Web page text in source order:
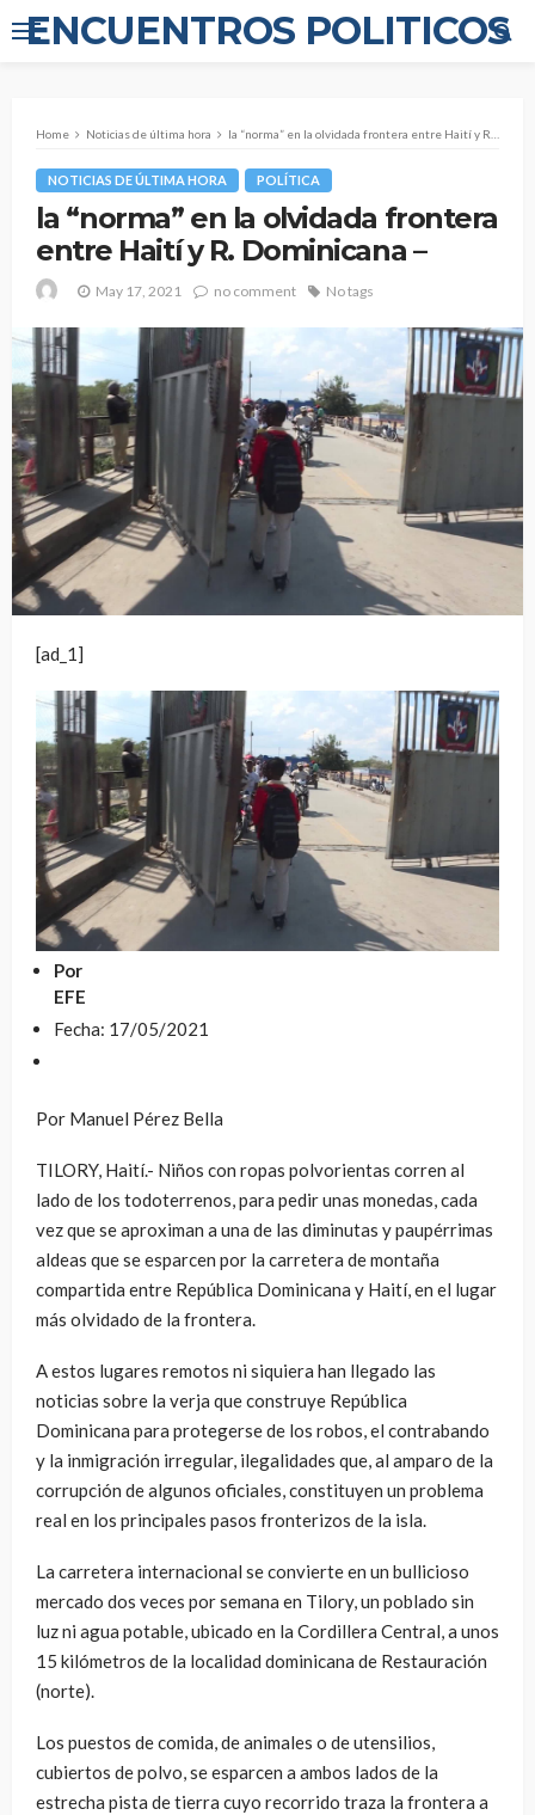
ENCUENTROS POLITICOS
Home Noticias de última hora la “norma” en la olvidada frontera entre Haití y R. Dominicana –
NOTICIAS DE ÚLTIMA HORA POLÍTICA
la “norma” en la olvidada frontera
entre Haití y R. Dominicana –
May 17, 2021 no comment No tags
[ad_1]
Por
EFE
Fecha: 17/05/2021
Por Manuel Pérez Bella
TILORY, Haití.- Niños con ropas polvorientas corren al
lado de los todoterrenos, para pedir unas monedas, cada
vez que se aproximan a una de las diminutas y paupérrimas
aldeas que se esparcen por la carretera de montaña
compartida entre República Dominicana y Haití, en el lugar
más olvidado de la frontera.
A estos lugares remotos ni siquiera han llegado las
noticias sobre la verja que construye República
Dominicana para protegerse de los robos, el contrabando
y la inmigración irregular, ilegalidades que, al amparo de la
corrupción de algunos oficiales, constituyen un problema
real en los principales pasos fronterizos de la isla.
La carretera internacional se convierte en un bullicioso
mercado dos veces por semana en Tilory, un poblado sin
luz ni agua potable, ubicado en la Cordillera Central, a unos
15 kilómetros de la localidad dominicana de Restauración
(norte).
Los puestos de comida, de animales o de utensilios,
cubiertos de polvo, se esparcen a ambos lados de la
estrecha pista de tierra cuyo recorrido traza la frontera a